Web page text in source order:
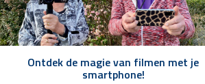
Ontdek de magie van filmen met je
smartphone!